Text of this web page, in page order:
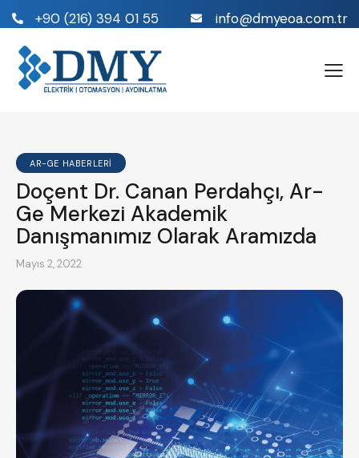
+90 (216) 394 01 55 info@dmyeoa.com.tr
AR-GE HABERLERI
Doçent Dr. Canan Perdahçı, Ar-
Ge Merkezi Akademik
Danışmanımız Olarak Aramızda
Mayıs 2, 2022